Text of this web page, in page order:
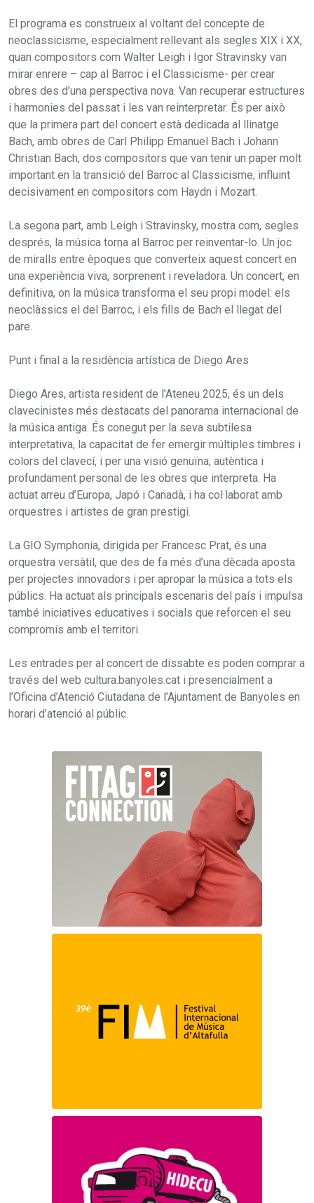
El programa es construeix al voltant del concepte de
neoclassicisme, especialment rellevant als segles XIX i XX,
quan compositors com Walter Leigh i Igor Stravinsky van
mirar enrere – cap al Barroc i el Classicisme- per crear
obres des d’una perspectiva nova. Van recuperar estructures
i harmonies del passat i les van reinterpretar. És per això
que la primera part del concert està dedicada al llinatge
Bach, amb obres de Carl Philipp Emanuel Bach i Johann
Christian Bach, dos compositors que van tenir un paper molt
important en la transició del Barroc al Classicisme, influint
decisivament en compositors com Haydn i Mozart.
La segona part, amb Leigh i Stravinsky, mostra com, segles
després, la música torna al Barroc per reinventar-lo. Un joc
de miralls entre èpoques que converteix aquest concert en
una experiència viva, sorprenent i reveladora. Un concert, en
definitiva, on la música transforma el seu propi model: els
neoclàssics el del Barroc, i els fills de Bach el llegat del
pare.
Punt i final a la residència artística de Diego Ares
Diego Ares, artista resident de l’Ateneu 2025, és un dels
clavecinistes més destacats del panorama internacional de
la música antiga. És conegut per la seva subtilesa
interpretativa, la capacitat de fer emergir múltiples timbres i
colors del clavecí, i per una visió genuïna, autèntica i
profundament personal de les obres que interpreta. Ha
actuat arreu d’Europa, Japó i Canadà, i ha col·laborat amb
orquestres i artistes de gran prestigi.
La GIO Symphonia, dirigida per Francesc Prat, és una
orquestra versàtil, que des de fa més d’una dècada aposta
per projectes innovadors i per apropar la música a tots els
públics. Ha actuat als principals escenaris del país i impulsa
també iniciatives educatives i socials que reforcen el seu
compromís amb el territori.
Les entrades per al concert de dissabte es poden comprar a
través del web cultura.banyoles.cat i presencialment a
l’Oficina d’Atenció Ciutadana de l’Ajuntament de Banyoles en
horari d’atenció al públic.